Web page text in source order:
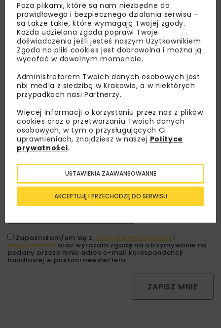
Lubisz wiedzieć więcej?
Zapisz się do newslettera aby otrzymywać od
nas najlepsze informacje branżowe,
zaproszenia na wydarzenia, atrakcyjne oferty i
dedykowane akcje specjalne.
Zapoznałam/em się z Polityką Prywatności i
Regulaminem oraz wyrażam zgodę na otrzymywanie na
podany przeze mnie adres e-mail korespondencji
handlowej w postaci newslettera.
ZAPISZ MNIE
Poza plikami, które są nam niezbędne do
prawidłowego i bezpiecznego działania serwisu –
są także takie, które wymagają Twojej zgody.
Każda udzielona zgoda poprawi Twoje
doświadczenia jeśli jesteś naszym Użytkownikiem.
Zgoda na pliki cookies jest dobrowolna i można ją
wycofać w dowolnym momencie.
Administratorem Twoich danych osobowych jest
nbi med!a z siedzibą w Krakowie, a w niektórych
przypadkach nasi Partnerzy.
Więcej informacji o korzystaniu przez nas z plików
cookies oraz o przetwarzaniu Twoich danych
osobowych, w tym o przysługujących Ci
uprawnieniach, znajdziesz w naszej Polityce
prywatności.
AKCEPTUJĘ I PRZECHODZĘ DO SERWISU
USTAWIENIA ZAAWANSOWANNE